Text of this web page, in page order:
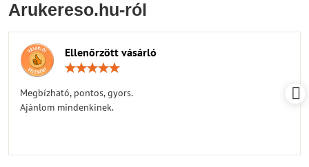
Arukereso.hu-ról
Ellenőrzött vásárló
Megbízható, pontos, gyors.
Ajánlom mindenkinek.